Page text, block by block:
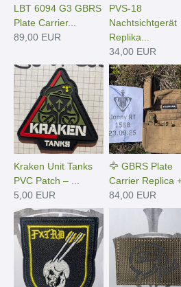
LBT 6094 G3 GBRS
Plate Carrier...
89,00 EUR
PVS-18
Nachtsichtgerät
Replika...
34,00 EUR
Kraken Unit Tanks
PVC Patch – ...
5,00 EUR
🦅 GBRS Plate
Carrier Replica
84,00 EUR